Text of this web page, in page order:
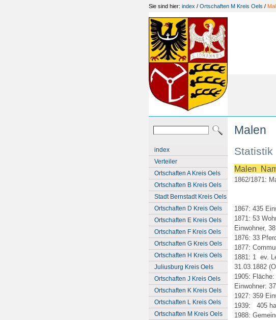
Sie sind hier: index / Ortschaften M Kreis Oels /
index
Verteiler
Ortschaften A Kreis Oels
Ortschaften B Kreis Oels
Stadt Bernstadt Kreis Oels
Ortschaften D Kreis Oels
Ortschaften E Kreis Oels
Ortschaften F Kreis Oels
Ortschaften G Kreis Oels
Ortschaften H Kreis Oels
Juliusburg Kreis Oels
Ortschaften J Kreis Oels
Ortschaften K Kreis Oels
Ortschaften L Kreis Oels
Ortschaften M Kreis Oels
Malen
Statistik
Malen
1862/1871:
1867: 435
1871: 53
Einwohner,
1876: 33
1877:
1881: 1 ev.
31.03.1882
1905:
Einwohner:
1927: 359
1939: 405
1988: